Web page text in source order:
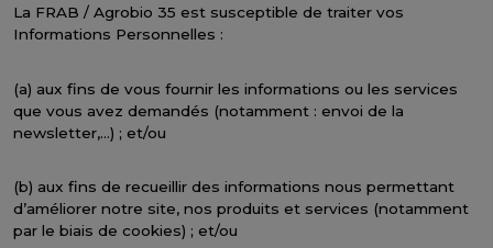
La FRAB / Agrobio 35 est susceptible de traiter vos
Informations Personnelles :
(a) aux fins de vous fournir les informations ou les services
que vous avez demandés (notamment : envoi de la
newsletter,…) ; et/ou
(b) aux fins de recueillir des informations nous permettant
d’améliorer notre site, nos produits et services (notamment
par le biais de cookies) ; et/ou